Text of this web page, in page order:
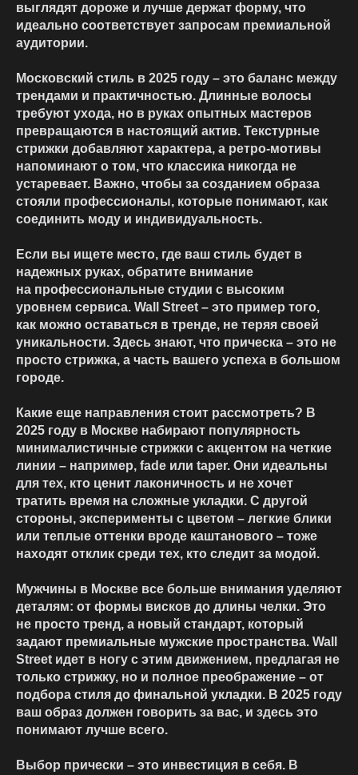
выглядят дороже и лучше держат форму, что
идеально соответствует запросам премиальной
аудитории.
Московский стиль в 2025 году – это баланс между
трендами и практичностью. Длинные волосы
требуют ухода, но в руках опытных мастеров
превращаются в настоящий актив. Текстурные
стрижки добавляют характера, а ретро-мотивы
напоминают о том, что классика никогда не
устаревает. Важно, чтобы за созданием образа
стояли профессионалы, которые понимают, как
соединить моду и индивидуальность.
Если вы ищете место, где ваш стиль будет в
надежных руках, обратите внимание
на профессиональные студии с высоким
уровнем сервиса. Wall Street – это пример того,
как можно оставаться в тренде, не теряя своей
уникальности. Здесь знают, что прическа – это не
просто стрижка, а часть вашего успеха в большом
городе.
Какие еще направления стоит рассмотреть? В
2025 году в Москве набирают популярность
минималистичные стрижки с акцентом на четкие
линии – например, fade или taper. Они идеальны
для тех, кто ценит лаконичность и не хочет
тратить время на сложные укладки. С другой
стороны, эксперименты с цветом – легкие блики
или теплые оттенки вроде каштанового – тоже
находят отклик среди тех, кто следит за модой.
Мужчины в Москве все больше внимания уделяют
деталям: от формы висков до длины челки. Это
не просто тренд, а новый стандарт, который
задают премиальные мужские пространства. Wall
Street идет в ногу с этим движением, предлагая не
только стрижку, но и полное преображение – от
подбора стиля до финальной укладки. В 2025 году
ваш образ должен говорить за вас, и здесь это
понимают лучше всего.
Выбор прически – это инвестиция в себя. В